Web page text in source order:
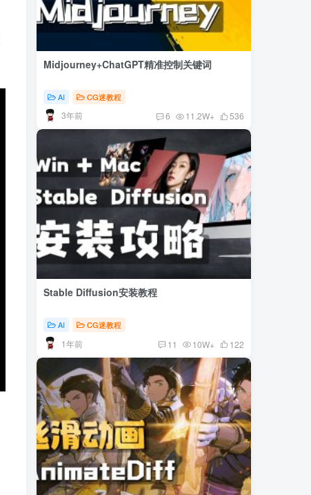
Midjourney+ChatGPT精准控制关键词
AI CG迷教程
3年前 6 11.2W+ 536
Stable Diffusion安装教程
AI CG迷教程
1年前 11 10W+ 122